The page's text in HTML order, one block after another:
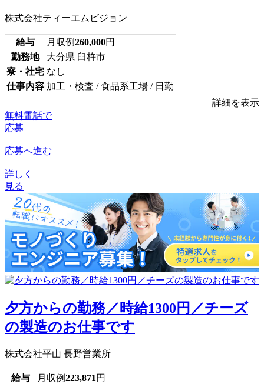
株式会社ティーエムビジョン
給与 月収例260,000円
勤務地
大分県 臼杵市
寮・社宅 なし
仕事内容 加工・検査 / 食品系工場 / 日勤
詳細を表示
無料電話で
応募
応募へ進む
詳しく
見る
夕方からの勤務／時給1300円／チーズ
の製造のお仕事です
株式会社平山 長野営業所
給与 月収例223,871 円